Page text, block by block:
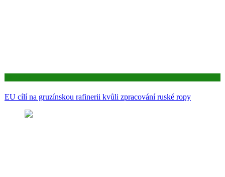
EU cílí na gruzínskou rafinerii kvůli zpracování ruské ropy